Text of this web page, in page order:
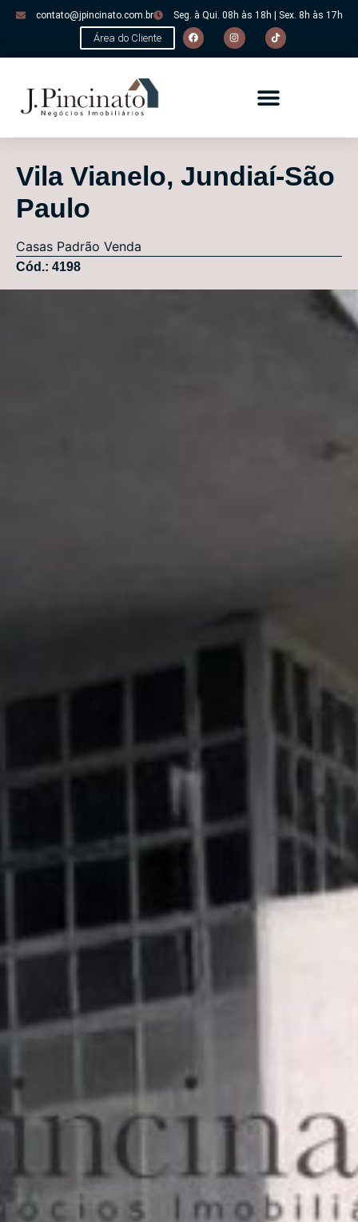
contato@jpincinato.com.br Seg. à Qui. 08h às 18h | Sex. 8h às 17h
Área do Cliente
Vila Vianelo, Jundiaí-São
Paulo
Casas Padrão Venda
Cód.: 4198